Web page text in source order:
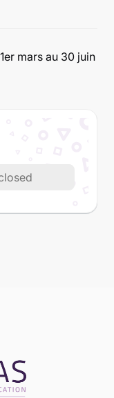
mars au 30 juin